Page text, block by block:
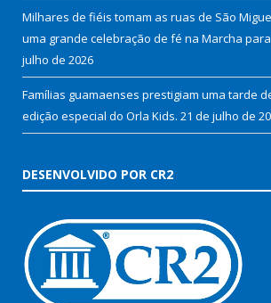
Milhares de fiéis tomam as ruas de São
uma grande celebração de fé na Marcha para
julho de 2026
Famílias guamaenses prestigiam uma tarde
edição especial do Orla Kids. 21 de julho de
DESENVOLVIDO POR CR2